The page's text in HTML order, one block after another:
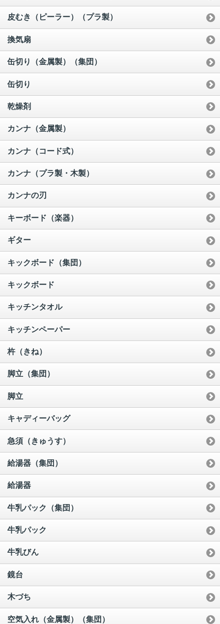
皮むき（ピーラー）（プラ製）
換気扇
缶切り（金属製）（集団）
缶切り
乾燥剤
カンナ（金属製）
カンナ（コード式）
カンナ（プラ製・木製）
カンナの刃
キーボード（楽器）
ギター
キックボード（集団）
キックボード
キッチンタオル
キッチンペーパー
杵（きね）
脚立（集団）
脚立
キャディーバッグ
急須（きゅうす）
給湯器（集団）
給湯器
牛乳パック（集団）
牛乳パック
牛乳びん
鏡台
木づち
空気入れ（金属製）（集団）